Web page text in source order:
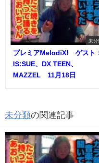
未分
プレミアMelodiX! ゲスト
IS:SUE、DX TEEN、
MAZZEL 11月18日
未分類の関連記事